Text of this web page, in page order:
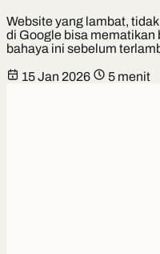
Website yang lambat,
di Google bisa mematikan
bahaya ini sebelum
15 Jan 2026 5 menit